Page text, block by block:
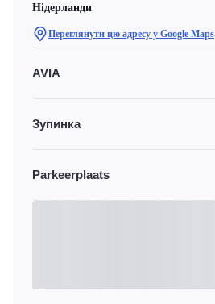
Нідерланди
Переглянути цю адресу у Google Maps
AVIA
Зупинка
Parkeerplaats